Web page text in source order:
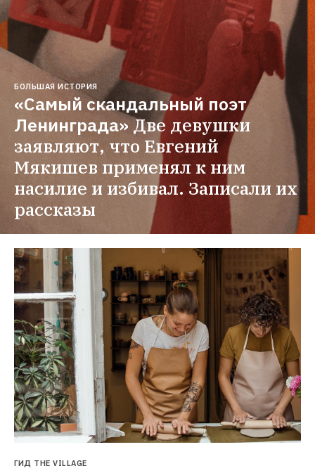
БОЛЬШАЯ ИСТОРИЯ
«Самый скандальный поэт
Ленинграда»Две девушки
заявляют, что Евгений
Мякишев применял к ним
насилие и избивал. Записали их
рассказы
ГИД THE VILLAGE